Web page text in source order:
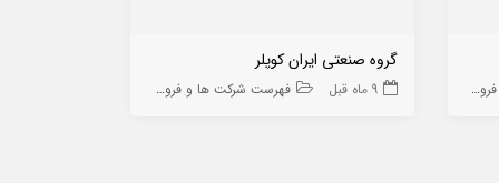
ها
گروه صنعتی ایران کوپلر
9 ماه قبل فهرست شرکت ها و فروشگاه ها